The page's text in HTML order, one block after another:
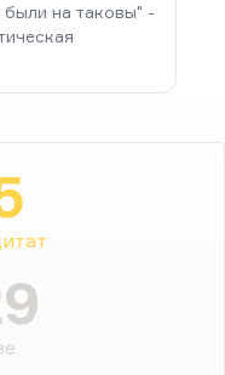
на таковы" -